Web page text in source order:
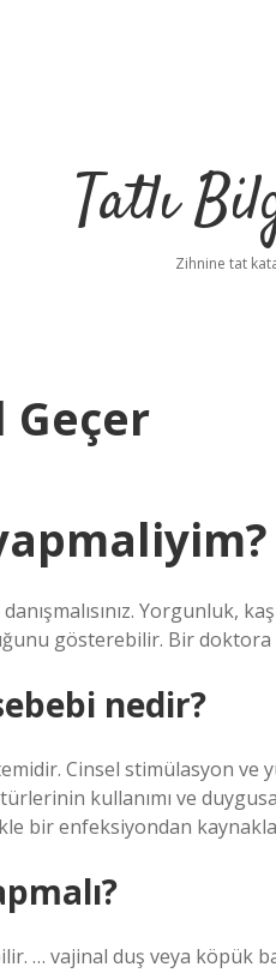
Tatlı
Zihnine tat
Geçer
Yorgunluk,
gösterebilir. Bir doktora
nedir?
Cinsel stimülasyon
kullanımı ve
bir enfeksiyondan
… vajinal duş veya köpük